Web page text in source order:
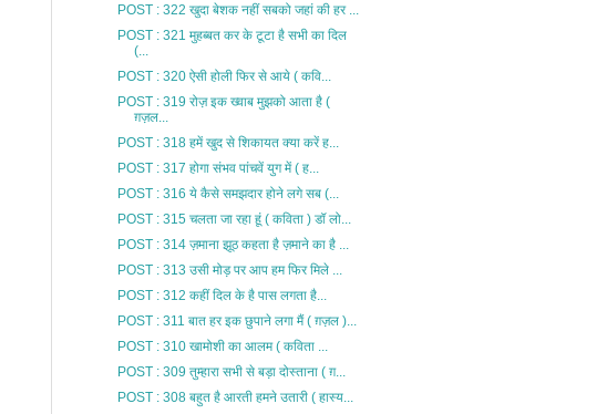
POST : 322 खुदा बेशक नहीं सबको जहां की हर ...
POST : 321 मुहब्बत कर के टूटा है सभी का दिल
(...
POST : 320 ऐसी होली फिर से आये ( कवि...
POST : 319 रोज़ इक ख्वाब मुझको आता है (
ग़ज़ल...
POST : 318 हमें खुद से शिकायत क्या करें ह...
POST : 317 होगा संभव पांचवें युग में ( ह...
POST : 316 ये कैसे समझदार होने लगे सब (...
POST : 315 चलता जा रहा हूं ( कविता ) डॉ लो...
POST : 314 ज़माना झूठ कहता है ज़माने का है ...
POST : 313 उसी मोड़ पर आप हम फिर मिले ...
POST : 312 कहीं दिल के है पास लगता है...
POST : 311 बात हर इक छुपाने लगा मैं ( ग़ज़ल )...
POST : 310 खामोशी का आलम ( कविता ...
POST : 309 तुम्हारा सभी से बड़ा दोस्ताना ( ग़...
POST : 308 बहुत है आरती हमने उतारी ( हास्य...